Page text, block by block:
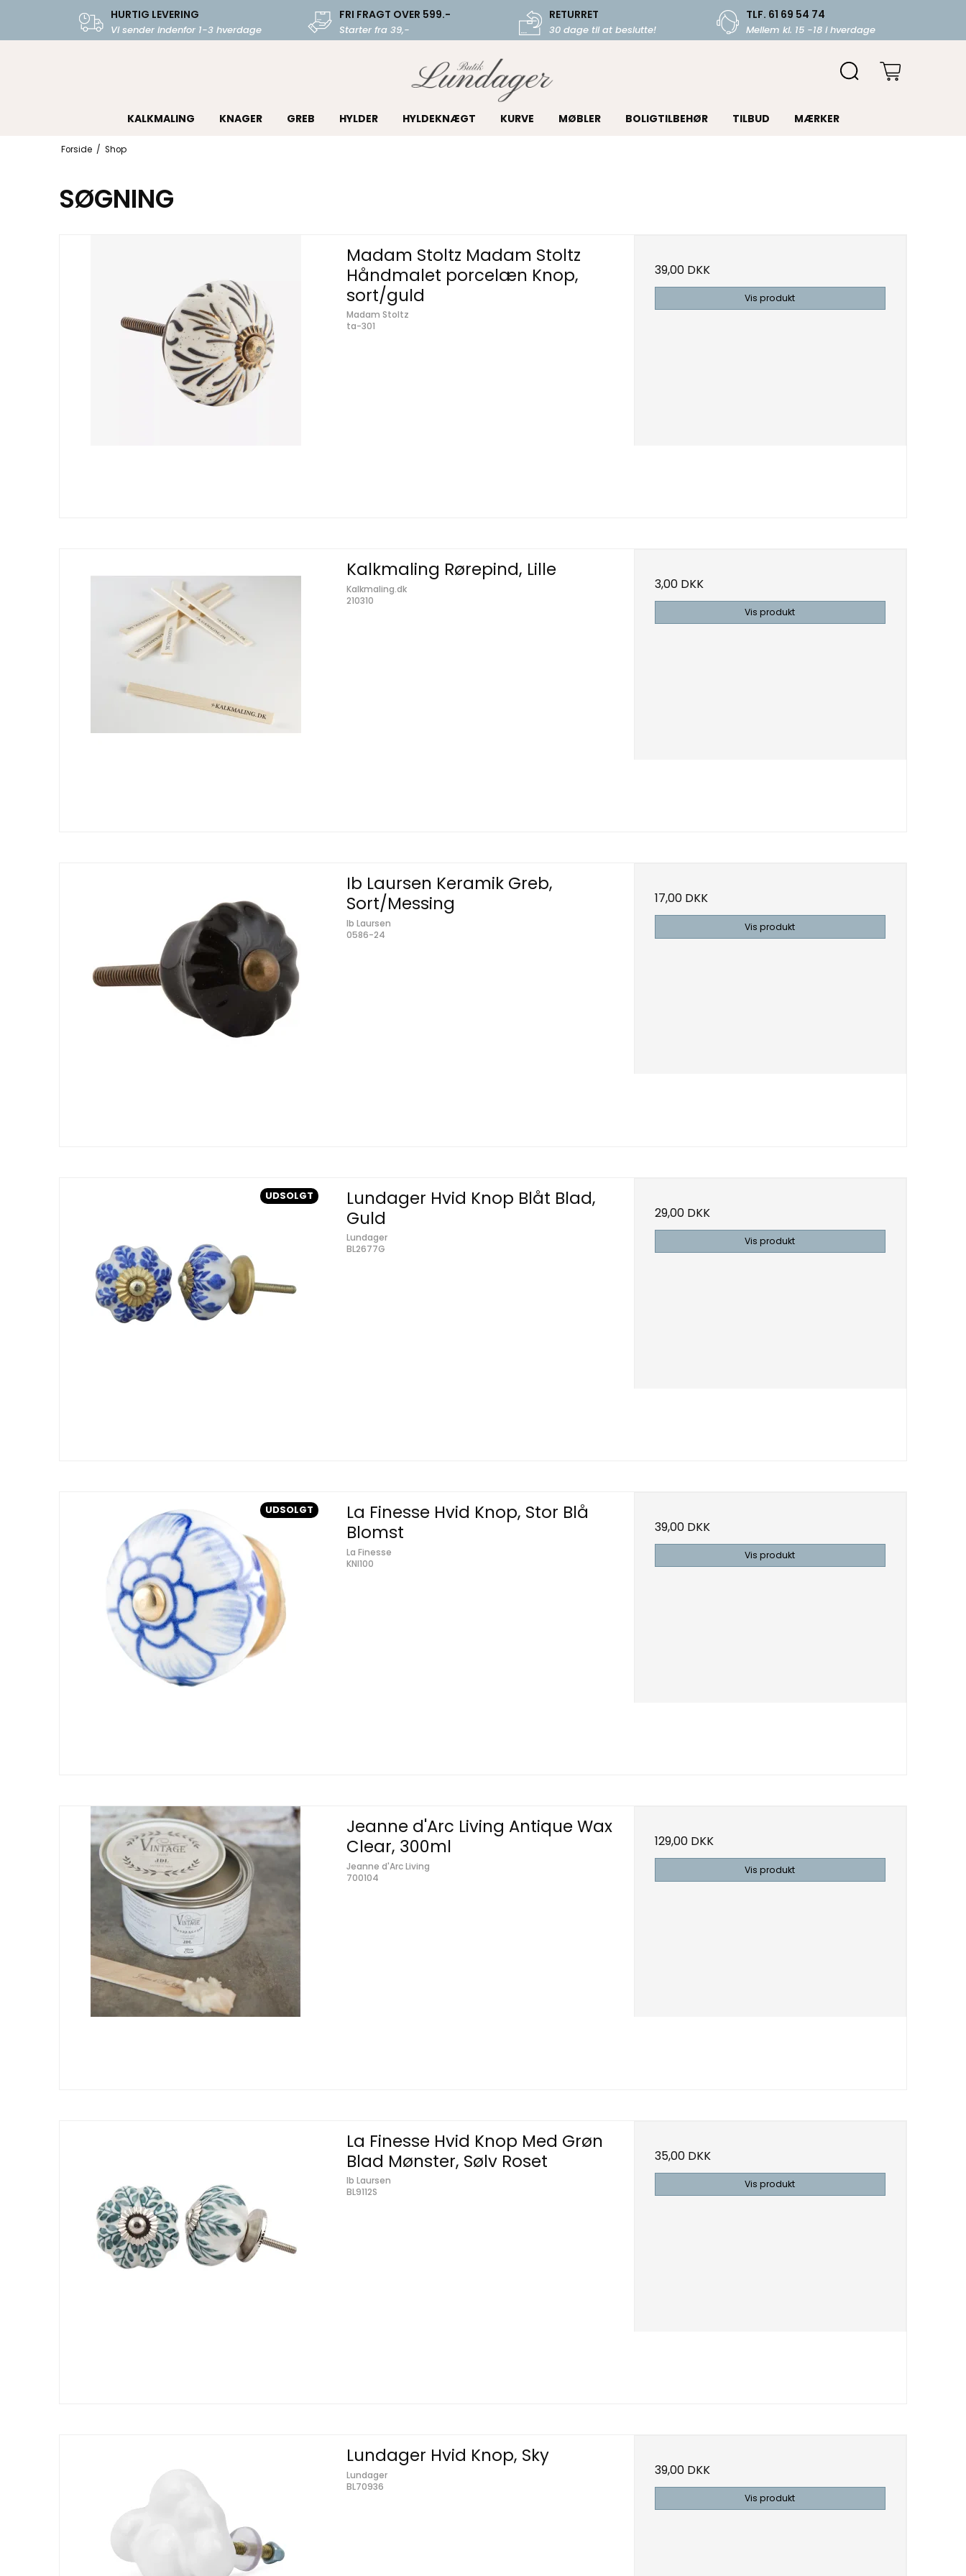
HURTIG LEVERING
Vi sender indenfor 1-3 hverdage
FRI FRAGT OVER 599.-
Starter fra 39,-
RETURRET
30 dage til at beslutte!
TLF. 61 69 54 74
Mellem kl. 15 -18 i hverdage
KALKMALING KNAGER GREB HYLDER HYLDEKNÆGT KURVE MØBLER BOLIGTILBEHØR TILBUD MÆRKER
Forside / Shop
SØGNING
Madam Stoltz Madam Stoltz
Håndmalet porcelæn Knop,
sort/guld
Madam Stoltz
ta-301
39,00 DKK
Vis produkt
Kalkmaling Rørepind, Lille
Kalkmaling.dk
210310
3,00 DKK
Vis produkt
Ib Laursen Keramik Greb,
Sort/Messing
Ib Laursen
0586-24
17,00 DKK
Vis produkt
UDSOLGT
Lundager Hvid Knop Blåt Blad,
Guld
Lundager
BL2677G
29,00 DKK
Vis produkt
UDSOLGT
La Finesse Hvid Knop, Stor Blå
Blomst
La Finesse
KNI100
39,00 DKK
Vis produkt
Jeanne d'Arc Living Antique Wax
Clear, 300ml
Jeanne d'Arc Living
700104
129,00 DKK
Vis produkt
La Finesse Hvid Knop Med Grøn
Blad Mønster, Sølv Roset
Ib Laursen
BL9112S
35,00 DKK
Vis produkt
Lundager Hvid Knop, Sky
Lundager
BL70936
39,00 DKK
Vis produkt